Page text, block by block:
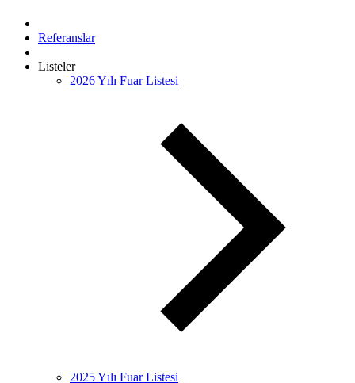
Referanslar
Listeler
2026 Yılı Fuar Listesi
2025 Yılı Fuar Listesi